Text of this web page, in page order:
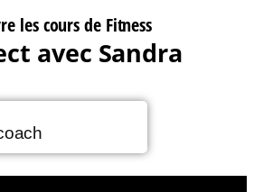
les cours de Fitness
avec Sandra
le planning